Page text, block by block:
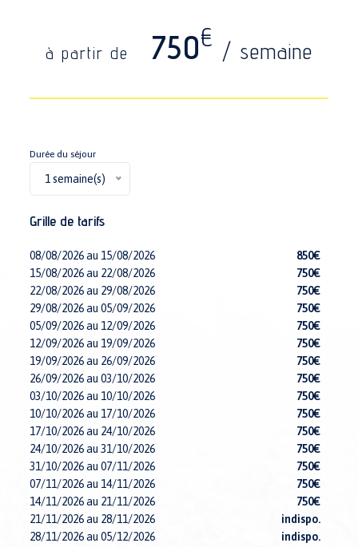
à partir de 750€ / semaine
Durée du séjour
1 semaine(s)
Grille de tarifs
08/08/2026 au 15/08/2026
850€
15/08/2026 au 22/08/2026
750€
22/08/2026 au 29/08/2026
750€
29/08/2026 au 05/09/2026
750€
05/09/2026 au 12/09/2026
750€
12/09/2026 au 19/09/2026
750€
19/09/2026 au 26/09/2026
750€
26/09/2026 au 03/10/2026
750€
03/10/2026 au 10/10/2026
750€
10/10/2026 au 17/10/2026
750€
17/10/2026 au 24/10/2026
750€
24/10/2026 au 31/10/2026
750€
31/10/2026 au 07/11/2026
750€
07/11/2026 au 14/11/2026
750€
14/11/2026 au 21/11/2026
750€
21/11/2026 au 28/11/2026
indispo.
28/11/2026 au 05/12/2026
indispo.